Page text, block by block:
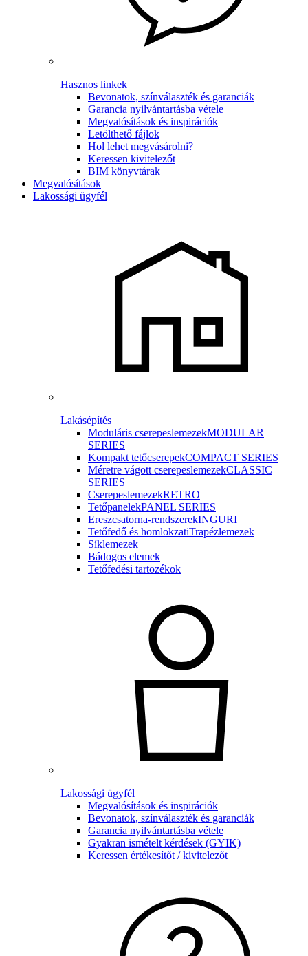
Hasznos linkek
Bevonatok, színválaszték és garanciák
Garancia nyilvántartásba vétele
Megvalósítások és inspirációk
Letölthető fájlok
Hol lehet megvásárolni?
Keressen kivitelezőt
BIM könyvtárak
Megvalósítások
Lakossági ügyfél
Lakásépítés
Moduláris cserepeslemezekMODULAR
SERIES
Kompakt tetőcserepekCOMPACT SERIES
Méretre vágott cserepeslemezekCLASSIC
SERIES
CserepeslemezekRETRO
TetőpanelekPANEL SERIES
Ereszcsatorna-rendszerekINGURI
Tetőfedő és homlokzatiTrapézlemezek
Síklemezek
Bádogos elemek
Tetőfedési tartozékok
Lakossági ügyfél
Megvalósítások és inspirációk
Bevonatok, színválaszték és garanciák
Garancia nyilvántartásba vétele
Gyakran ismételt kérdések (GYIK)
Keressen értékesítőt / kivitelezőt